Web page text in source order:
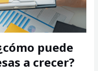
puede
a crecer?